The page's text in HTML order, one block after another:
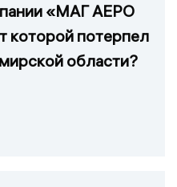
«МАГ АЕРО
потерпел
области?